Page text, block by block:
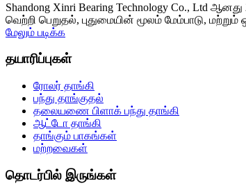
Shandong Xinri Bearing Technology Co., Ltd
வெற்றி பெறுதல், புதுமையின் மூலம் மேம்பாடு,
மேலும் படிக்க
தயாரிப்புகள்
ரோலர் தாங்கி
பந்து தாங்குதல்
தலையணை பிளாக் பந்து தாங்கி
ஆட்டோ தாங்கி
தாங்கும் பாகங்கள்
மற்றவைகள்
தொடர்பில் இருங்கள்